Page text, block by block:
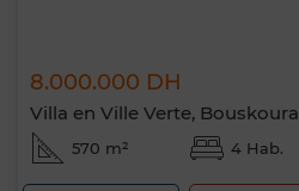
8.000.000 DH
Villa en Ville Verte, Bouskoura
570 m² 4 Hab.